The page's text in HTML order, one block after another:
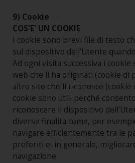
9) Cookie
COS'E' UN COOKIE
I cookie sono brevi file di testo
sul dispositivo dell'Utente
Ad ogni visita successiva i
web che li ha originati (cookie di
altro sito che li riconosce (cookie
cookie sono utili perché
riconoscere il dispositivo
diverse finalità come, per
navigare efficientemente tra le
preferiti e, in generale,
navigazione.